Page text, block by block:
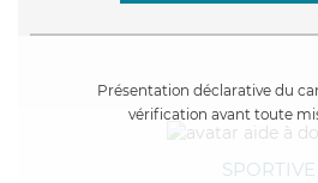
Présentation déclarative du
vérification avant toute
SPORTIVE